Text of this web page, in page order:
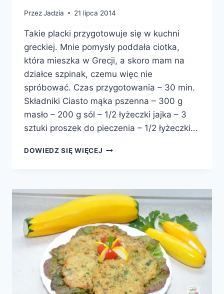
PrzezJadzia 21 lipca 2014
Takie placki przygotowuje się w kuchni
greckiej. Mnie pomysły poddała ciotka,
która mieszka w Grecji, a skoro mam na
działce szpinak, czemu więc nie
spróbować. Czas przygotowania – 30 min.
Składniki Ciasto mąka pszenna – 300 g
masło – 200 g sól – 1/2 łyżeczki jajka – 3
sztuki proszek do pieczenia – 1/2 łyżeczki…
DOWIEDZ SIĘ WIĘCEJ PLACEK